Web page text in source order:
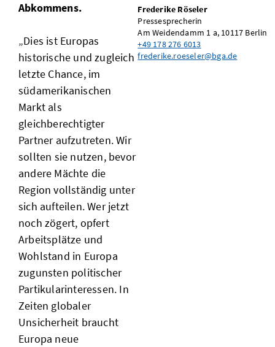
Abkommens.
„Dies ist Europas
historische und zugleich
letzte Chance, im
südamerikanischen
Markt als
gleichberechtigter
Partner aufzutreten. Wir
sollten sie nutzen, bevor
andere Mächte die
Region vollständig unter
sich aufteilen. Wer jetzt
noch zögert, opfert
Arbeitsplätze und
Wohlstand in Europa
zugunsten politischer
Partikularinteressen. In
Zeiten globaler
Unsicherheit braucht
Europa neue
Frederike Röseler
Pressesprecherin
Am Weidendamm 1 a, 10117 Berlin
+49 178 276 6013
frederike.roeseler@bga.de